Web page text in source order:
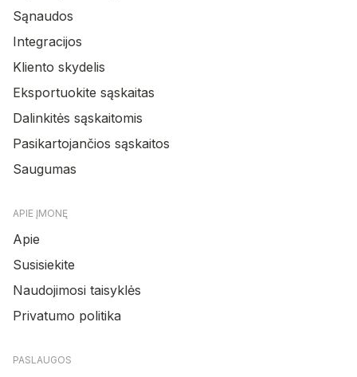
Sąnaudos
Integracijos
Kliento skydelis
Eksportuokite sąskaitas
Dalinkitės sąskaitomis
Pasikartojančios sąskaitos
Saugumas
APIE ĮMONĘ
Apie
Susisiekite
Naudojimosi taisyklės
Privatumo politika
PASLAUGOS